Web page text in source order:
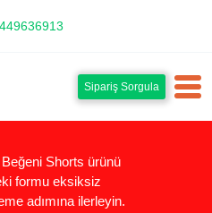
Sipariş Sorgula
Shorts ürünü
formu eksiksiz
adımına ilerleyin.